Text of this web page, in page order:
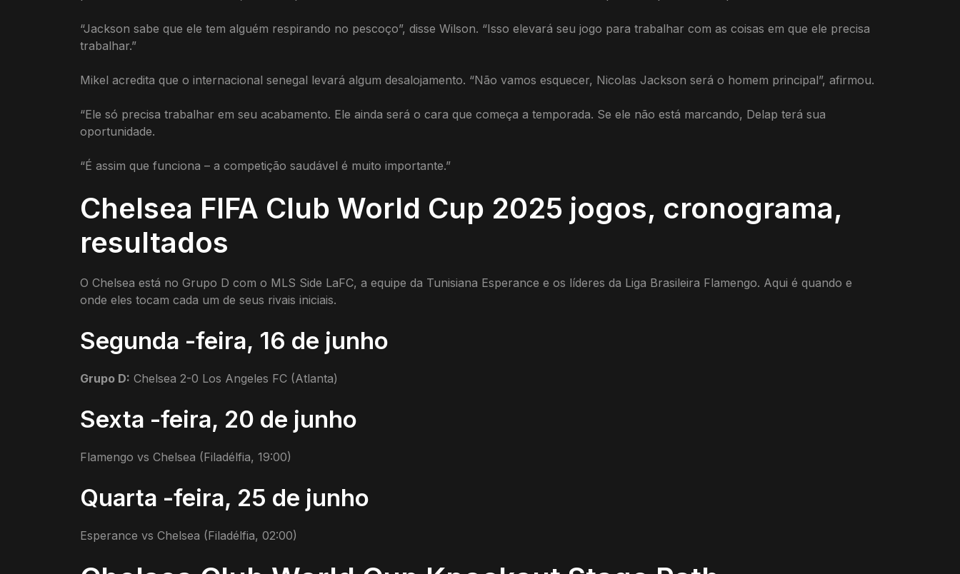
“Jackson sabe que ele tem alguém respirando no pescoço”, disse Wilson. “Isso elevará seu jogo para trabalhar com as coisas em que ele precisa
trabalhar.”
Mikel acredita que o internacional senegal levará algum desalojamento. “Não vamos esquecer, Nicolas Jackson será o homem principal”, afirmou.
“Ele só precisa trabalhar em seu acabamento. Ele ainda será o cara que começa a temporada. Se ele não está marcando, Delap terá sua
oportunidade.
“É assim que funciona – a competição saudável é muito importante.”
Chelsea FIFA Club World Cup 2025 jogos, cronograma,
resultados
O Chelsea está no Grupo D com o MLS Side LaFC, a equipe da Tunisiana Esperance e os líderes da Liga Brasileira Flamengo. Aqui é quando e
onde eles tocam cada um de seus rivais iniciais.
Segunda -feira, 16 de junho
Grupo D: Chelsea 2-0 Los Angeles FC (Atlanta)
Sexta -feira, 20 de junho
Flamengo vs Chelsea (Filadélfia, 19:00)
Quarta -feira, 25 de junho
Esperance vs Chelsea (Filadélfia, 02:00)